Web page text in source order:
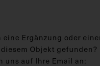
eine Ergänzung oder
Objekt gefunden?
uns auf Ihre Email an: